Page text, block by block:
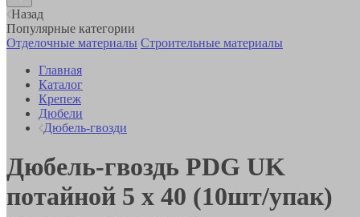
Назад
Популярные категории
Отделочные материалы Строительные материалы
Главная
Каталог
Крепеж
Дюбели
Дюбель-гвозди
Дюбель-гвоздь PDG UK
потайной 5 x 40 (10шт/упак)